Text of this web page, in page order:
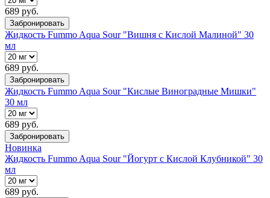
689 руб.
Забронировать
Жидкость Fummo Aqua Sour "Вишня с Кислой Малиной" 30
мл
689 руб.
Забронировать
Жидкость Fummo Aqua Sour "Кислые Виноградные Мишки"
30 мл
689 руб.
Забронировать
Новинка
Жидкость Fummo Aqua Sour "Йогурт с Кислой Клубникой" 30
мл
689 руб.